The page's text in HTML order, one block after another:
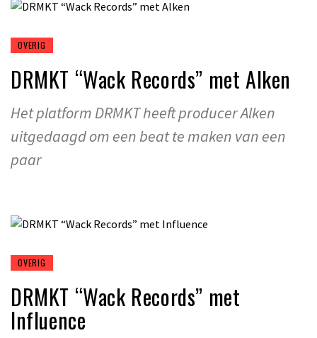
OVERIG
DRMKT “Wack Records” met Alken
Het platform DRMKT heeft producer Alken
uitgedaagd om een beat te maken van een
paar
OVERIG
DRMKT “Wack Records” met
Influence